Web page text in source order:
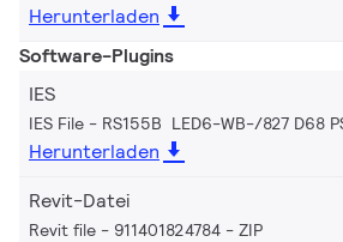
Herunterladen
Software-Plugins
IES
IES File - RS155B LED6-WB-/827 D68
Herunterladen
Revit-Datei
Revit file - 911401824784 ZIP